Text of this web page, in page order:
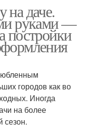
на даче.
руками —
постройки
городов как во
Иногда
на более
сезон.